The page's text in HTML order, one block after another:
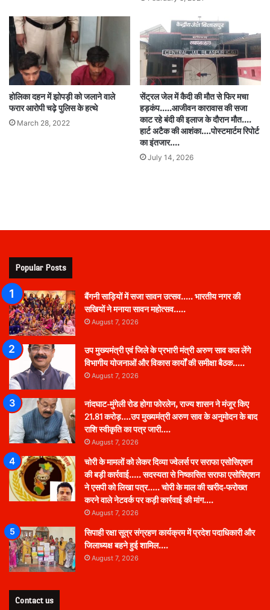
होलिका दहन में झोपड़ी को जलाने वाले
फरार आरोपी चढ़े पुलिस के हत्थे
March 28, 2022
सेंट्रल जेल में कैदी की मौत से फिर मचा
हड़कंप…..आजीवन कारावास की सजा
काट रहे बंदी की इलाज के दौरान मौत….
हार्ट अटैक की आशंका….पोस्टमार्टम रिपोर्ट
का इंतजार….
July 14, 2026
Popular Posts
बैंगनी साड़ियों में सजा सावन उत्सव….. भारतीय नगर की
सखियों ने मनाया सावन महोत्सव…..
August 7, 2026
उप मुख्यमंत्री एवं जिले के प्रभारी मंत्री अरुण साव कल लेंगे
विभागीय योजनाओं और विकास कार्यों की समीक्षा बैठक…..
August 7, 2026
नांदघाट-मुंगेली रोड होगा फोरलेन, राज्य शासन ने मंजूर किए
21.81 करोड़….उप मुख्यमंत्री अरुण साव के अनुमोदन के बाद
राशि स्वीकृति का पत्र जारी….
August 7, 2026
चोरी के मामलों को लेकर दिव्या ज्वेलर्स पर सराफा एसोसिएशन
की बड़ी कार्रवाई….. सदस्यता से निष्कासित सराफा एसोसिएशन
ने एसपी को लिखा पत्र….. चोरी के माल की खरीद-फरोख्त
करने वाले नेटवर्क पर कड़ी कार्रवाई की मांग….
August 7, 2026
सिपाही रक्षा सूत्र संग्रहण कार्यक्रम में प्रदेश पदाधिकारी और
जिलाध्यक्ष बहने हुई शामिल….
August 7, 2026
Contact us